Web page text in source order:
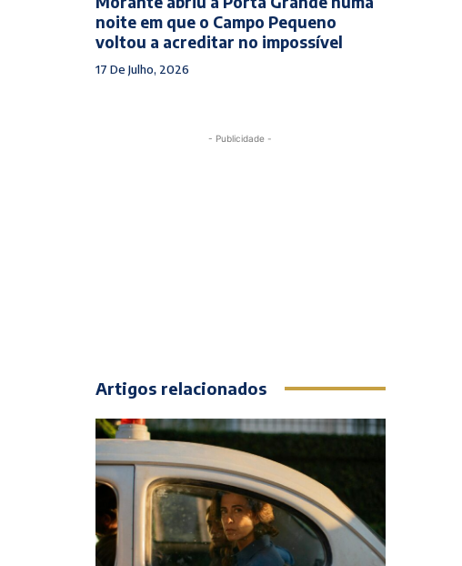
noite em que o Campo Pequeno
voltou a acreditar no impossível
17 De Julho, 2026
- Publicidade -
Artigos relacionados